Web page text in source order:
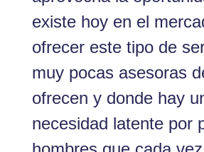
Especialízate para
con seguridad y
tus clientes
aprovecha la
existe hoy en el
ofrecer este tipo de